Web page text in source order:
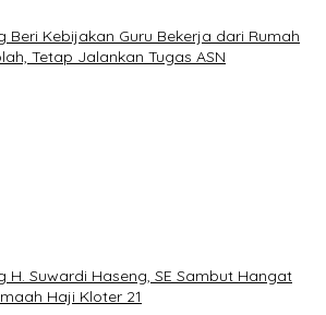
Beri Kebijakan Guru Bekerja dari Rumah
Tetap Jalankan Tugas ASN
H. Suwardi Haseng, SE Sambut Hangat
Haji Kloter 21